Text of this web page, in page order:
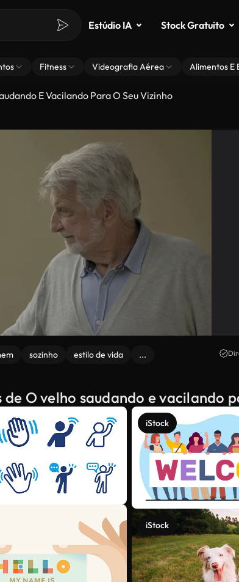
Estúdio IA Stock Gratuito
Fitness Videografia Aérea Alimentos E
E Vacilando Para O Seu Vizinho
sozinho estilo de vida ...
O velho saudando e vacilando
iStock
iStock